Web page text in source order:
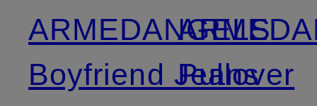
ARMEDANGELS
Boyfriend Jeans
Pullover